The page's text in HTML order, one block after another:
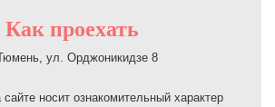
Как проехать
ул. Орджоникидзе 8
носит ознакомительный характер